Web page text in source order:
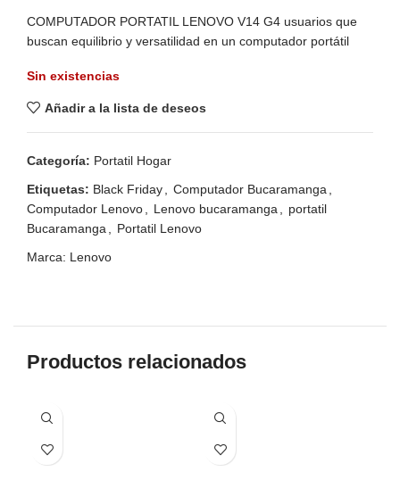
COMPUTADOR PORTATIL LENOVO V14 G4 usuarios que
buscan equilibrio y versatilidad en un computador portátil
Sin existencias
Añadir a la lista de deseos
Categoría: Portatil Hogar
Etiquetas: Black Friday, Computador Bucaramanga,
Computador Lenovo, Lenovo bucaramanga, portatil
Bucaramanga, Portatil Lenovo
Marca: Lenovo
Productos relacionados